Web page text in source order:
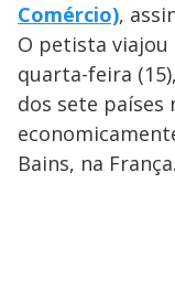
Comércio),
O petista
quarta-feira
dos sete países
Bains, na França.